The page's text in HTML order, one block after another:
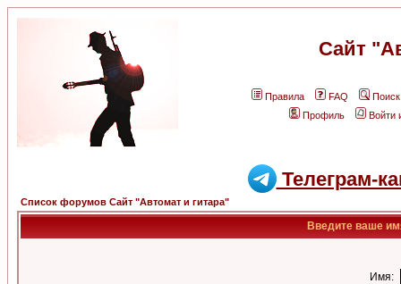
Сайт
Правила FAQ
Поиск
Профиль
Войти
Телеграм-
Список форумов Сайт "Автомат и гитара"
Введите ваше
Имя: